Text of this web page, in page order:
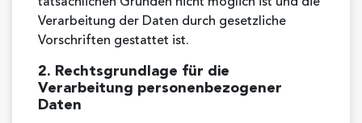
Verarbeitung der Daten durch gesetzliche
Vorschriften gestattet ist.
2. Rechtsgrundlage für die
Verarbeitung personenbezogener
Daten